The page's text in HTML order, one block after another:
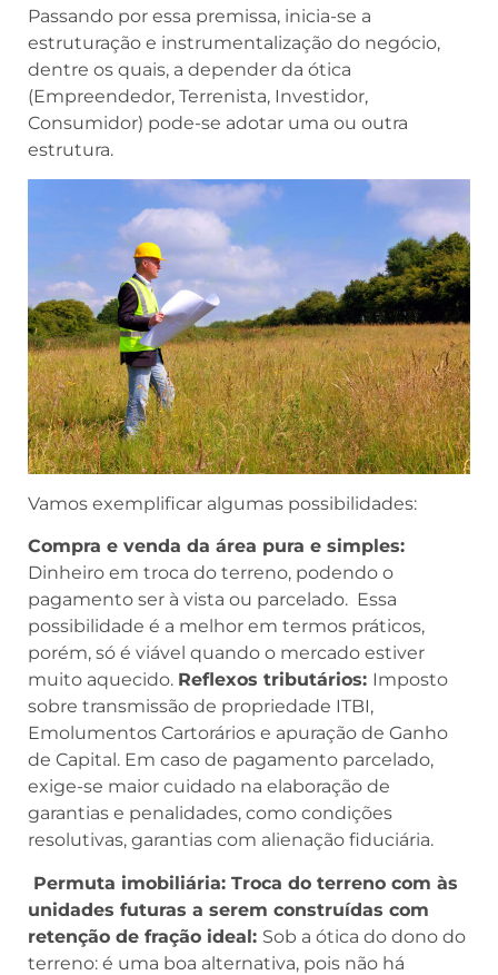
Passando por essa premissa, inicia-se a
estruturação e instrumentalização do negócio,
dentre os quais, a depender da ótica
(Empreendedor, Terrenista, Investidor,
Consumidor) pode-se adotar uma ou outra
estrutura.
Vamos exemplificar algumas possibilidades:
Compra e venda da área pura e simples:
Dinheiro em troca do terreno, podendo o
pagamento ser à vista ou parcelado. Essa
possibilidade é a melhor em termos práticos,
porém, só é viável quando o mercado estiver
muito aquecido. Reflexos tributários: Imposto
sobre transmissão de propriedade ITBI,
Emolumentos Cartorários e apuração de Ganho
de Capital. Em caso de pagamento parcelado,
exige-se maior cuidado na elaboração de
garantias e penalidades, como condições
resolutivas, garantias com alienação fiduciária.
Permuta imobiliária: Troca do terreno com às
unidades futuras a serem construídas com
retenção de fração ideal: Sob a ótica do dono do
terreno: é uma boa alternativa, pois não há